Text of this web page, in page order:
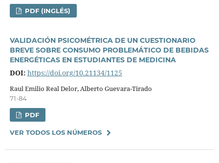
PDF (INGLÉS)
VALIDACIÓN PSICOMÉTRICA DE UN CUESTIONARIO
BREVE SOBRE CONSUMO PROBLEMÁTICO DE BEBIDAS
ENERGÉTICAS EN ESTUDIANTES DE MEDICINA
DOI: https://doi.org/10.21134/1125
Raul Emilio Real Delor, Alberto Guevara-Tirado
71-84
PDF
VER TODOS LOS NÚMEROS